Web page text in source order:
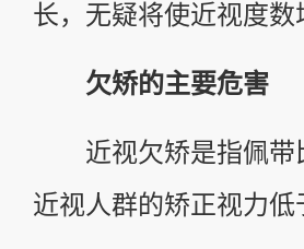
长，无疑将使近视度数
欠矫的主要危害
近视欠矫是指佩带
近视人群的矫正视力低